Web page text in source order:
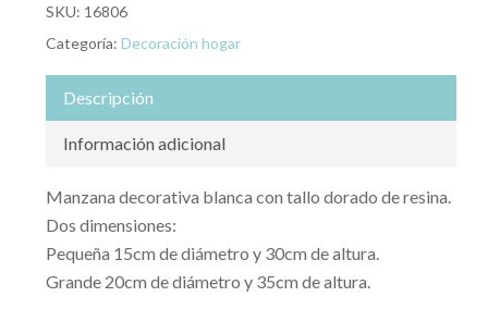
SKU: 16806
Categoría: Decoración hogar
Descripción
Información adicional
Manzana decorativa blanca con tallo dorado de resina.
Dos dimensiones:
Pequeña 15cm de diámetro y 30cm de altura.
Grande 20cm de diámetro y 35cm de altura.